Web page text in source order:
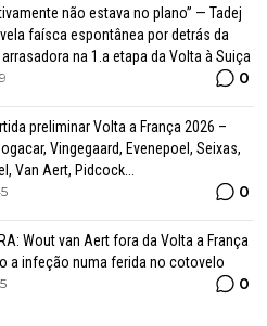
não estava no plano” — Tadej
faísca espontânea por detrás da
na 1.a etapa da Volta à Suiça
0
preliminar Volta a França 2026 –
Vingegaard, Evenepoel, Seixas,
Van Aert, Pidcock...
0
Wout van Aert fora da Volta a França
a infeção numa ferida no cotovelo
0